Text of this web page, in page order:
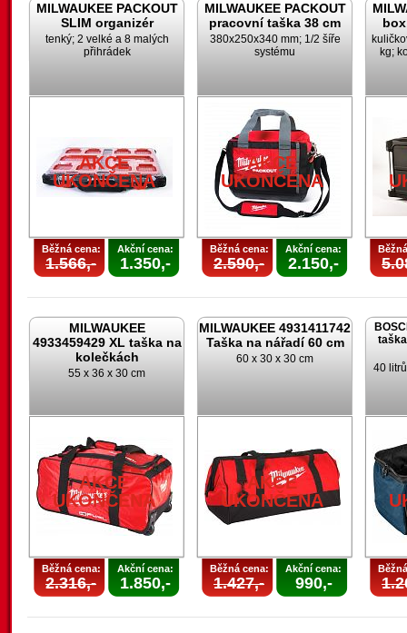
MILWAUKEE PACKOUT
SLIM organizér
tenký; 2 velké a 8 malých
přihrádek
AKCE
UKONČENA
Běžná cena:
1.566,-
Akční cena:
1.350,-
MILWAUKEE PACKOUT
pracovní taška 38 cm
380x250x340 mm; 1/2 šíře
systému
AKCE
UKONČENA
Běžná cena:
2.590,-
Akční cena:
2.150,-
kg;
MILWAUKEE
4933459429 XL taška na
kolečkách
55 x 36 x 30 cm
AKCE
UKONČENA
Běžná cena:
2.316,-
Akční cena:
1.850,-
MILWAUKEE 4931411742
Taška na nářadí 60 cm
60 x 30 x 30 cm
AKCE
UKONČENA
Běžná cena:
1.427,-
Akční cena:
990,-
40